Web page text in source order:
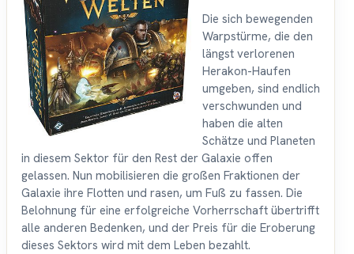
Die sich bewegenden
Warpstürme, die den
längst verlorenen
Herakon-Haufen
umgeben, sind endlich
verschwunden und
haben die alten
Schätze und Planeten
in diesem Sektor für den Rest der Galaxie offen
gelassen. Nun mobilisieren die großen Fraktionen der
Galaxie ihre Flotten und rasen, um Fuß zu fassen. Die
Belohnung für eine erfolgreiche Vorherrschaft übertrifft
alle anderen Bedenken, und der Preis für die Eroberung
dieses Sektors wird mit dem Leben bezahlt.